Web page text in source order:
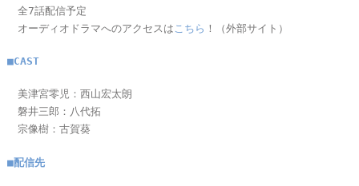
全7話配信予定
オーディオドラマへのアクセスは こちら ！（外部サイト）
■CAST
美津宮零児：西山宏太朗
磐井三郎：八代拓
宗像樹：古賀葵
■配信先